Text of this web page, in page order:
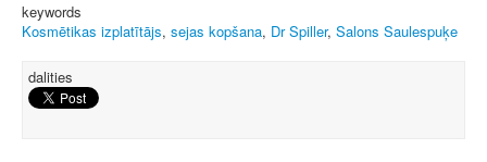
keywords
Kosmētikas izplatītājs, sejas kopšana, Dr Spiller, Salons Saulespuķe
dalities